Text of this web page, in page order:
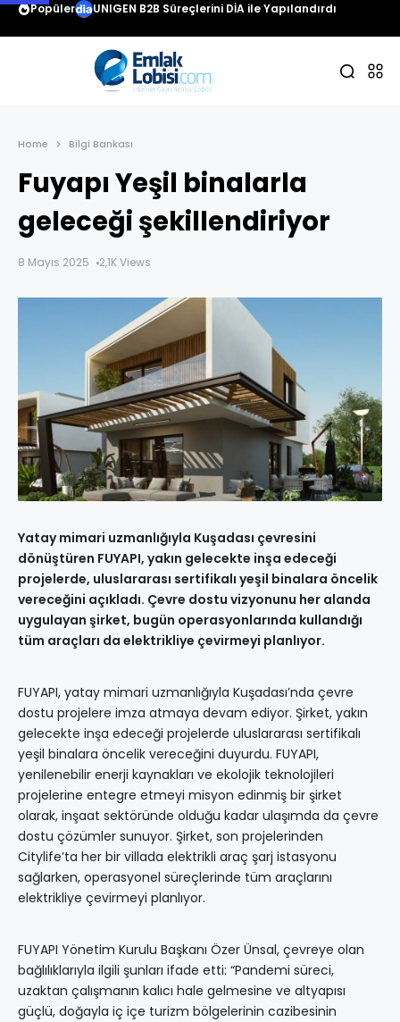
Popüler UNIGEN B2B Süreçlerini DİA ile Yapılandırdı
Home Bilgi Bankası
Fuyapı Yeşil binalarla
geleceği şekillendiriyor
8 Mayıs 2025 2,1K Views
Yatay mimari uzmanlığıyla Kuşadası çevresini
dönüştüren FUYAPI, yakın gelecekte inşa edeceği
projelerde, uluslararası sertifikalı yeşil binalara öncelik
vereceğini açıkladı. Çevre dostu vizyonunu her alanda
uygulayan şirket, bugün operasyonlarında kullandığı
tüm araçları da elektrikliye çevirmeyi planlıyor.
FUYAPI, yatay mimari uzmanlığıyla Kuşadası’nda çevre
dostu projelere imza atmaya devam ediyor. Şirket, yakın
gelecekte inşa edeceği projelerde uluslararası sertifikalı
yeşil binalara öncelik vereceğini duyurdu. FUYAPI,
yenilenebilir enerji kaynakları ve ekolojik teknolojileri
projelerine entegre etmeyi misyon edinmiş bir şirket
olarak, inşaat sektöründe olduğu kadar ulaşımda da çevre
dostu çözümler sunuyor. Şirket, son projelerinden
Citylife’ta her bir villada elektrikli araç şarj istasyonu
sağlarken, operasyonel süreçlerinde tüm araçlarını
elektrikliye çevirmeyi planlıyor.
FUYAPI Yönetim Kurulu Başkanı Özer Ünsal, çevreye olan
bağlılıklarıyla ilgili şunları ifade etti: “Pandemi süreci,
uzaktan çalışmanın kalıcı hale gelmesine ve altyapısı
güçlü, doğayla iç içe turizm bölgelerinin cazibesinin